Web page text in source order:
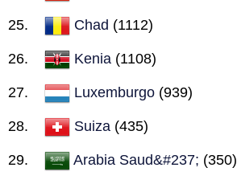
Chad (1112)
Kenia (1108)
Luxemburgo (939)
Suiza (435)
Arabia Saud&#237; (350)